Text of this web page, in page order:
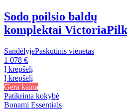
Sodo poilsio baldų
komplektai Victoria
SandėlyjePaskutinis vienetas
1 078 €
Į krepšelį
Į krepšelį
Gera kaina
Patikrinta kokybė
Bonami Essentials